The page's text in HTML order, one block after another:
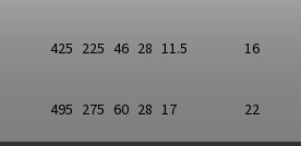
425​ 225​ 46​ 28​ 11.5​ 16​
495​ 275​ 60​ 28​ 17​ 22​